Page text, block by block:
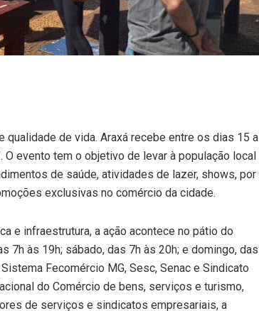
de vida. Araxá recebe entre os dias 15 a
O evento tem o objetivo de levar à população local
de saúde, atividades de lazer, shows, por
exclusivas no comércio da cidade.
e infraestrutura, a ação acontece no pátio do
7h às 19h; sábado, das 7h às 20h; e domingo, das
Fecomércio MG, Sesc, Senac e Sindicato
do Comércio de bens, serviços e turismo,
de serviços e sindicatos empresariais, a